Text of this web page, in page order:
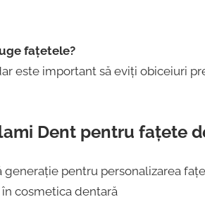
fațetele?
este important să eviți obiceiuri
Dent pentru fațete
pentru personalizarea
cosmetica dentară